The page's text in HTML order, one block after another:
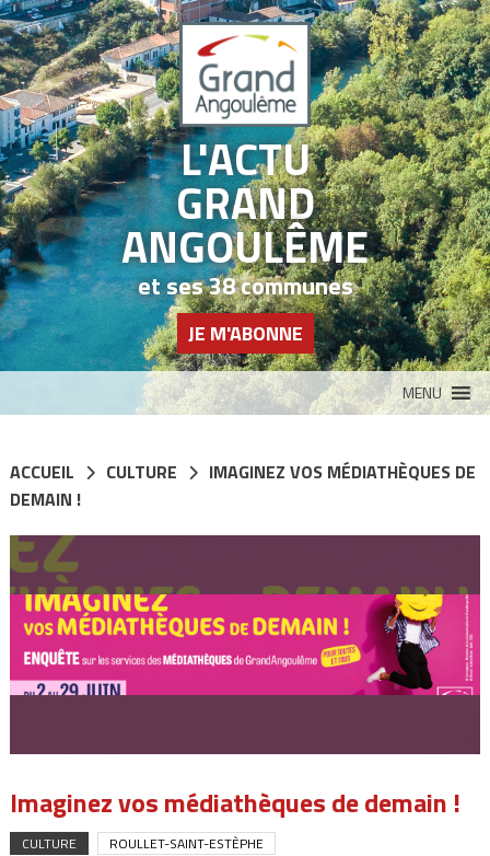
L'ACTU
GRAND
ANGOULÊME
et ses 38 communes
JE M'ABONNE
MENU
ACCUEIL CULTURE
IMAGINEZ VOS MÉDIATHÈQUES DE
DEMAIN !
Imaginez vos médiathèques de demain !
CULTURE ROULLET-SAINT-ESTÈPHE
Panneau de gestion des cookies